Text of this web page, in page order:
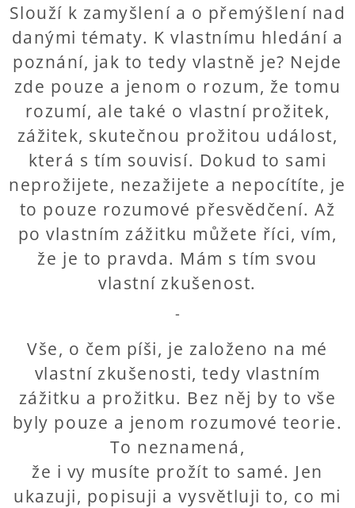
Slouží k zamyšlení a o přemýšlení nad
danými tématy. K vlastnímu hledání a
poznání, jak to tedy vlastně je? Nejde
zde pouze a jenom o rozum, že tomu
rozumí, ale také o vlastní prožitek,
zážitek, skutečnou prožitou událost,
která s tím souvisí. Dokud to sami
neprožijete, nezažijete a nepocítíte, je
to pouze rozumové přesvědčení. Až
po vlastním zážitku můžete říci, vím,
že je to pravda. Mám s tím svou
vlastní zkušenost.
-
Vše, o čem píši, je založeno na mé
vlastní zkušenosti, tedy vlastním
zážitku a prožitku. Bez něj by to vše
byly pouze a jenom rozumové teorie.
To neznamená,
že i vy musíte prožít to samé. Jen
ukazuji, popisuji a vysvětluji to, co mi